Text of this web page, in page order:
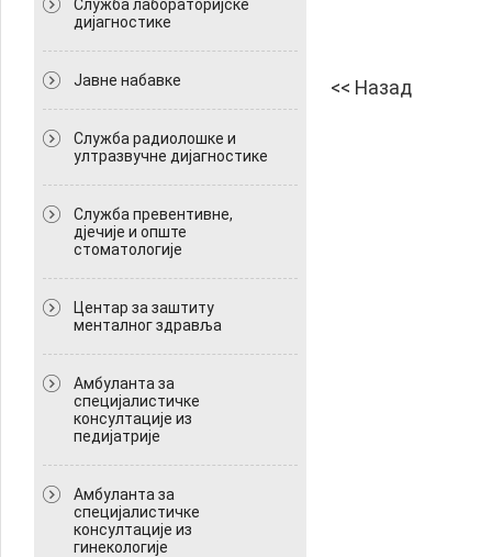
Служба лабораторијске
дијагностике
Јавне набавке
Служба радиолошке и
ултразвучне дијагностике
Служба превентивне,
дјечије и опште
стоматологије
Центар за заштиту
менталног здравља
Амбуланта за
специјалистичке
консултације из
педијатрије
Амбуланта за
специјалистичке
консултације из
гинекологије
<< Назад